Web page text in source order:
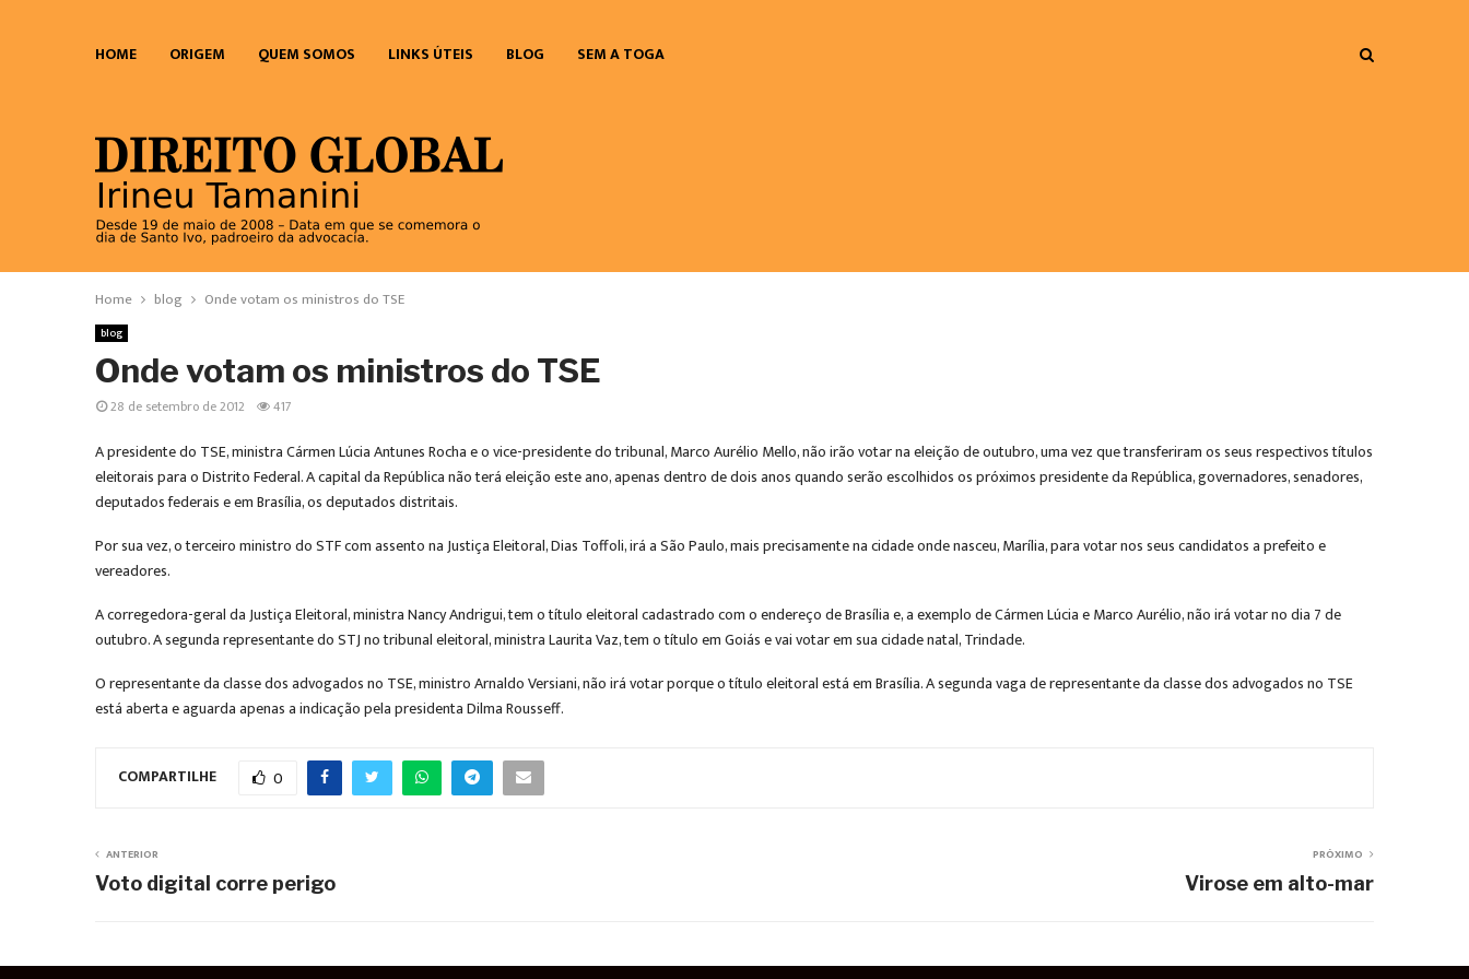
HOME ORIGEM QUEM SOMOS LINKS ÚTEIS BLOG SEM A TOGA
Home blog Onde votam os ministros do TSE
blog
Onde votam os ministros do TSE
28 de setembro de 2012 417
A presidente do TSE, ministra Cármen Lúcia Antunes Rocha e o vice-presidente do tribunal, Marco Aurélio Mello, não irão votar na eleição de outubro, uma vez que transferiram os seus respectivos títulos
eleitorais para o Distrito Federal. A capital da República não terá eleição este ano, apenas dentro de dois anos quando serão escolhidos os próximos presidente da República, governadores, senadores,
deputados federais e em Brasília, os deputados distritais.
Por sua vez, o terceiro ministro do STF com assento na Justiça Eleitoral, Dias Toffoli, irá a São Paulo, mais precisamente na cidade onde nasceu, Marília, para votar nos seus candidatos a prefeito e
vereadores.
A corregedora-geral da Justiça Eleitoral, ministra Nancy Andrigui, tem o título eleitoral cadastrado com o endereço de Brasília e, a exemplo de Cármen Lúcia e Marco Aurélio, não irá votar no dia 7 de
outubro. A segunda representante do STJ no tribunal eleitoral, ministra Laurita Vaz, tem o título em Goiás e vai votar em sua cidade natal, Trindade.
O representante da classe dos advogados no TSE, ministro Arnaldo Versiani, não irá votar porque o título eleitoral está em Brasília. A segunda vaga de representante da classe dos advogados no TSE
está aberta e aguarda apenas a indicação pela presidenta Dilma Rousseff.
COMPARTILHE 0
ANTERIOR
Voto digital corre perigo
PRÓXIMO
Virose em alto-mar